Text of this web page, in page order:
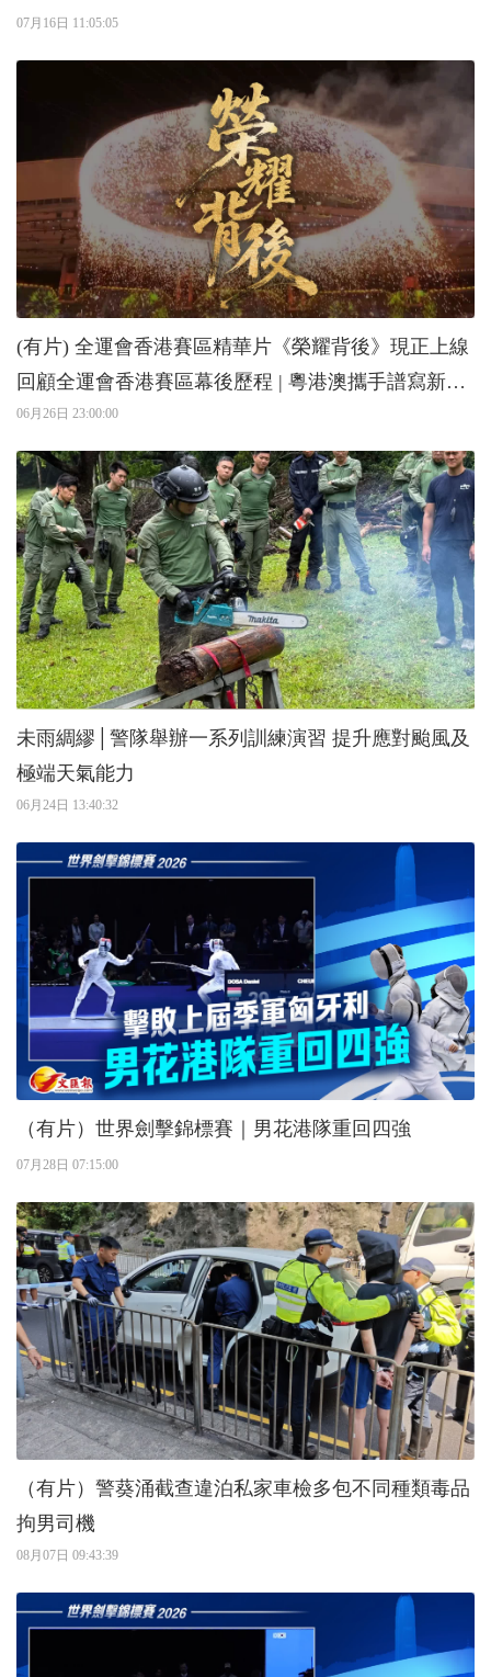
07月16日 11:05:05
(有片) 全運會香港賽區精華片《榮耀背後》現正上線
回顧全運會香港賽區幕後歷程 | 粵港澳攜手譜寫新篇
章
06月26日 23:00:00
未雨綢繆│警隊舉辦一系列訓練演習 提升應對颱風及
極端天氣能力
06月24日 13:40:32
（有片）世界劍擊錦標賽｜男花港隊重回四強
07月28日 07:15:00
（有片）警葵涌截查違泊私家車檢多包不同種類毒品
拘男司機
08月07日 09:43:39